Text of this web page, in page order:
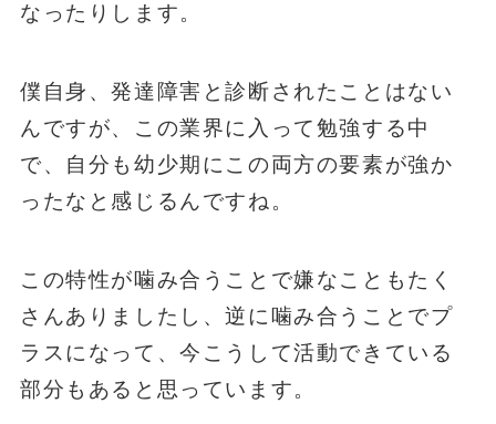
なったりします。
僕自身、発達障害と診断されたことはない
んですが、この業界に入って勉強する中
で、自分も幼少期にこの両方の要素が強か
ったなと感じるんですね。
この特性が噛み合うことで嫌なこともたく
さんありましたし、逆に噛み合うことでプ
ラスになって、今こうして活動できている
部分もあると思っています。